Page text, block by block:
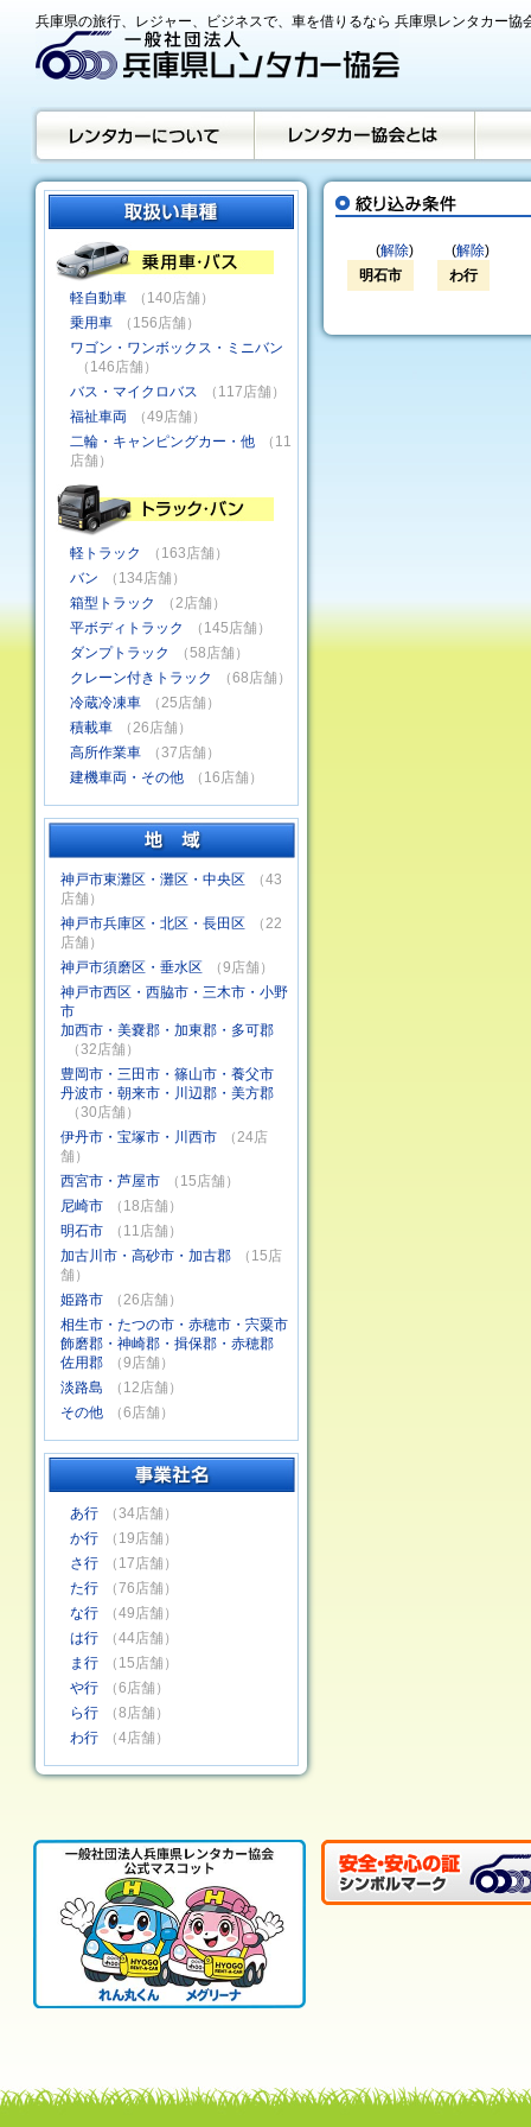
兵庫県の旅行、レジャー、ビジネスで、車を借りるなら 兵庫県レンタカー協
(解除)
明石市
(解除)
わ行
軽自動車
（140店舗）
乗用車
（156店舗）
ワゴン・ワンボックス・ミニバン
（146店舗）
バス・マイクロバス
（117店舗）
福祉車両
（49店舗）
二輪・キャンピングカー・他
（11
店舗）
軽トラック
（163店舗）
バン
（134店舗）
箱型トラック
（2店舗）
平ボディトラック
（145店舗）
ダンプトラック
（58店舗）
クレーン付きトラック
（68店舗）
冷蔵冷凍車
（25店舗）
積載車
（26店舗）
高所作業車
（37店舗）
建機車両・その他
（16店舗）
神戸市東灘区・灘区・中央区
（43
店舗）
神戸市兵庫区・北区・長田区
（22
店舗）
神戸市須磨区・垂水区
（9店舗）
神戸市西区・西脇市・三木市・小野
市
加西市・美嚢郡・加東郡・多可郡
（32店舗）
豊岡市・三田市・篠山市・養父市
丹波市・朝来市・川辺郡・美方郡
（30店舗）
伊丹市・宝塚市・川西市
（24店
舗）
西宮市・芦屋市
（15店舗）
尼崎市
（18店舗）
明石市
（11店舗）
加古川市・高砂市・加古郡
（15店
舗）
姫路市
（26店舗）
相生市・たつの市・赤穂市・宍粟市
飾磨郡・神崎郡・揖保郡・赤穂郡
佐用郡
（9店舗）
淡路島
（12店舗）
その他
（6店舗）
あ行
（34店舗）
か行
（19店舗）
さ行
（17店舗）
た行
（76店舗）
な行
（49店舗）
は行
（44店舗）
ま行
（15店舗）
や行
（6店舗）
ら行
（8店舗）
わ行
（4店舗）